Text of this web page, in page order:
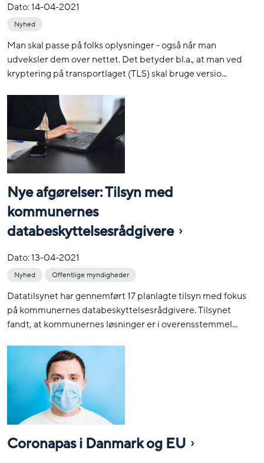
Dato:14-04-2021
Nyhed
Man skal passe på folks oplysninger - også når man
udveksler dem over nettet. Det betyder bl.a., at man ved
kryptering på transportlaget (TLS) skal bruge versio...
Nye afgørelser: Tilsyn med
kommunernes
databeskyttelsesrådgivere
Dato:13-04-2021
Nyhed Offentlige myndigheder
Datatilsynet har gennemført 17 planlagte tilsyn med fokus
på kommunernes databeskyttelsesrådgivere. Tilsynet
fandt, at kommunernes løsninger er i overensstemmel...
Coronapas i Danmark og EU